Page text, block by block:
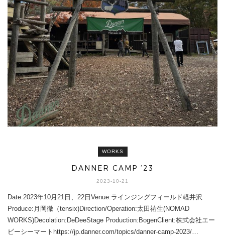
WORKS
DANNER CAMP ’23
2023-10-21
Date:2023年10月21日、22日Venue:ラインジングフィールド軽井沢
Produce:月岡徹（tensix)Direction/Operation:太田祐生(NOMAD
WORKS)Decolation:DeDeeStage Production:BogenClient:株式会社エー
ビーシーマートhttps://jp.danner.com/topics/danner-camp-2023/…